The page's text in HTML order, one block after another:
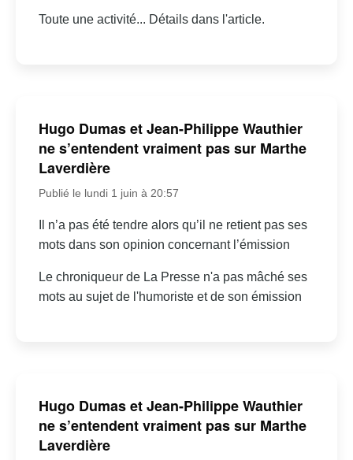
Toute une activité... Détails dans l'article.
Hugo Dumas et Jean-Philippe Wauthier
ne s’entendent vraiment pas sur Marthe
Laverdière
Publié le lundi 1 juin à 20:57
Il n’a pas été tendre alors qu’il ne retient pas ses
mots dans son opinion concernant l’émission
Le chroniqueur de La Presse n'a pas mâché ses
mots au sujet de l'humoriste et de son émission
Hugo Dumas et Jean-Philippe Wauthier
ne s’entendent vraiment pas sur Marthe
Laverdière